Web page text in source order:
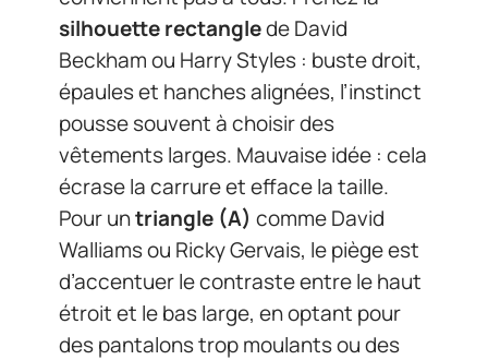
silhouette rectanglede David
Beckham ou Harry Styles : buste droit,
épaules et hanches alignées, l’instinct
pousse souvent à choisir des
vêtements larges. Mauvaise idée : cela
écrase la carrure et efface la taille.
Pour untriangle (A) comme David
Walliams ou Ricky Gervais, le piège est
d’accentuer le contraste entre le haut
étroit et le bas large, en optant pour
des pantalons trop moulants ou des